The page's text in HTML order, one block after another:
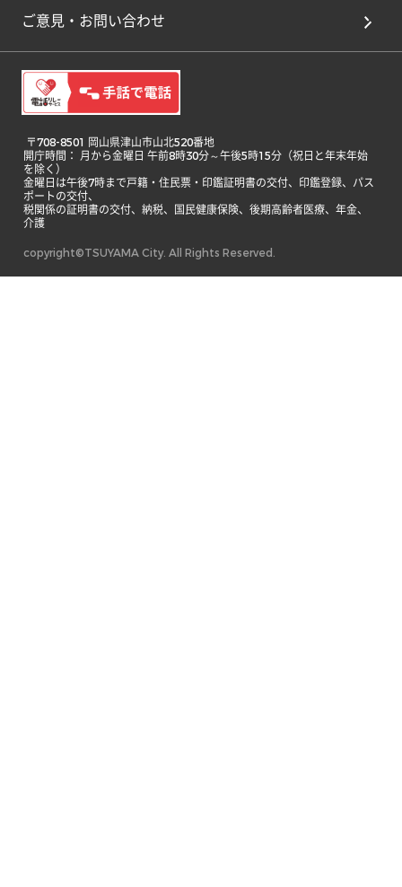
ご意見・お問い合わせ
開庁時間： 月から金曜日 午前8時30分～午後5時15分（祝日と年末年始
を除く）
金曜日は午後7時まで戸籍・住民票・印鑑証明書の交付、印鑑登録、パス
ポートの交付、
税関係の証明書の交付、納税、国民健康保険、後期高齢者医療、年金、
介護
copyright©TSUYAMA City. All Rights Reserved.